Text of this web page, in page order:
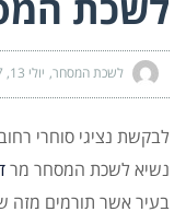
לשכת המסחר יולי 13, 2017
לבקשת נציגי סוחרי
נשיא לשכת המסחר מר
בעיר אשר תורמים מזה